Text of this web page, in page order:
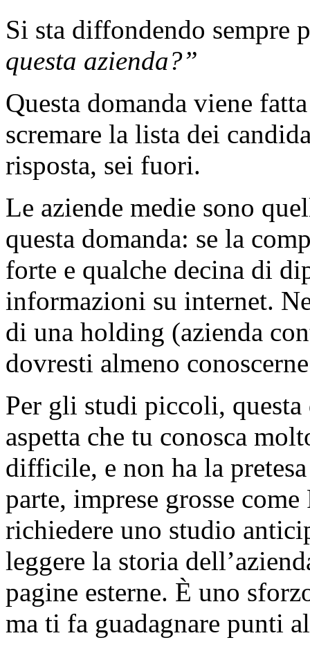
Si sta diffondendo sempre
questa azienda?”
Questa domanda viene
scremare la lista dei
risposta, sei fuori.
Le aziende medie sono
questa domanda: se la
forte e qualche decina di
informazioni su internet.
di una holding (azienda
dovresti almeno
Per gli studi piccoli,
aspetta che tu conosca
difficile, e non ha la
parte, imprese grosse
richiedere uno studio
leggere la storia
pagine esterne. È uno
ma ti fa guadagnare punti